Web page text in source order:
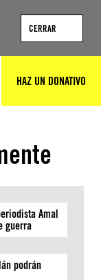
CERRAR
HAZ UN DONATIVO
Amal
guerra
podrán